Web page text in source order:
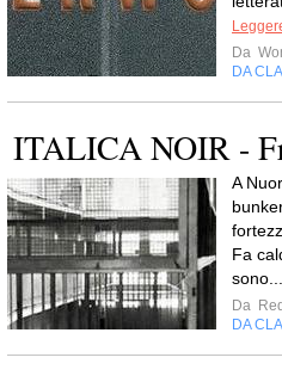
Da
DA
ITALICA NOIR -
A
Fa
sono...
Da
DA